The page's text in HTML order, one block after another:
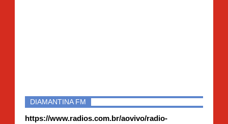
DIAMANTINA FM
https://www.radios.com.br/aovivo/radio-